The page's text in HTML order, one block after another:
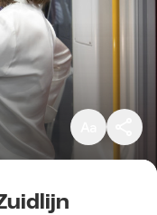
Klein
Standaard
Groot
Kopieer link